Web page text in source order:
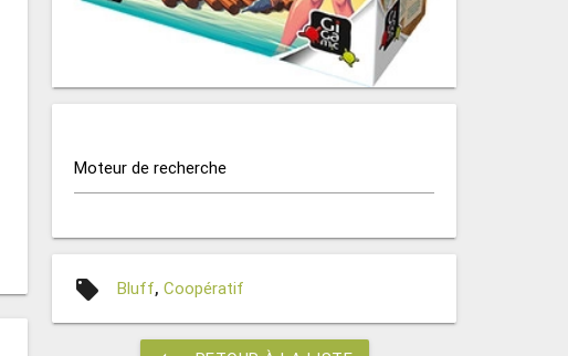
Moteur de recherche
local_offer Bluff,Coopératif